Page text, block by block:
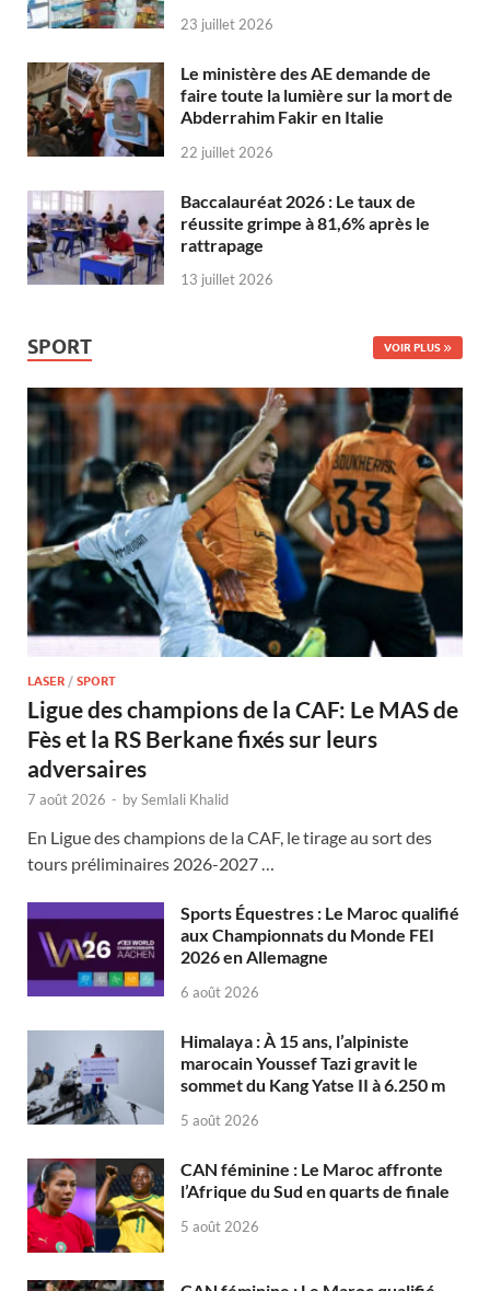
23 juillet 2026
Le ministère des AE demande de
faire toute la lumière sur la mort de
Abderrahim Fakir en Italie
22 juillet 2026
Baccalauréat 2026 : Le taux de
réussite grimpe à 81,6% après le
rattrapage
13 juillet 2026
SPORT VOIR PLUS
LASER / SPORT
Ligue des champions de la CAF: Le MAS de
Fès et la RS Berkane fixés sur leurs
adversaires
7 août 2026 - bySemlali Khalid
En Ligue des champions de la CAF, le tirage au sort des
tours préliminaires 2026-2027 …
Sports Équestres : Le Maroc qualifié
aux Championnats du Monde FEI
2026 en Allemagne
6 août 2026
Himalaya : À 15 ans, l’alpiniste
marocain Youssef Tazi gravit le
sommet du Kang Yatse II à 6.250 m
5 août 2026
CAN féminine : Le Maroc affronte
l’Afrique du Sud en quarts de finale
5 août 2026